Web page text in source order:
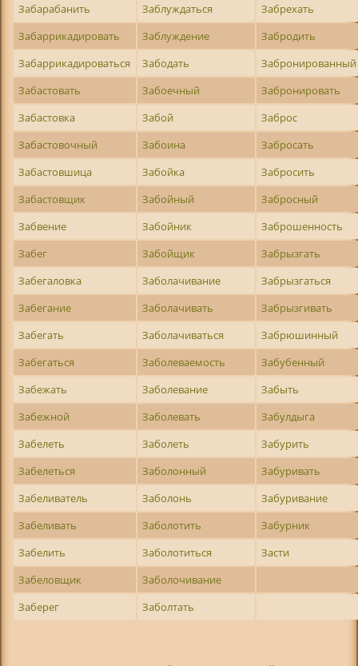
Забарабанить
Заблуждаться
Забрехать
Забаррикадировать
Заблуждение
Забродить
Забаррикадироваться
Забодать
Забронированный
Забастовать
Забоечный
Забронировать
Забастовка
Забой
Заброс
Забастовочный
Забоина
Забросать
Забастовшица
Забойка
Забросить
Забастовщик
Забойный
Забросный
Забвение
Забойник
Заброшенность
Забег
Забойщик
Забрызгать
Забегаловка
Заболачивание
Забрызгаться
Забегание
Заболачивать
Забрызгивать
Забегать
Заболачиваться
Забрюшинный
Забегаться
Заболеваемость
Забубенный
Забежать
Заболевание
Забыть
Забежной
Заболевать
Забулдыга
Забелеть
Заболеть
Забурить
Забелеться
Заболонный
Забуривать
Забеливатель
Заболонь
Забуривание
Забеливать
Заболотить
Забурник
Забелить
Заболотиться
Засти
Забеловщик
Заболочивание
Заберег
Заболтать